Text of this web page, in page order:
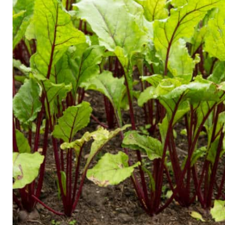
Arbustes de terre de bruyère
Plantes Grimpantes
Arbres fruitiers
Conifères
Plantes méditerranéennes et exotiques
Rosiers
Plantes
Plantes
Plantes
Plantes
Plantes
Plantes
Plantes
Lavande